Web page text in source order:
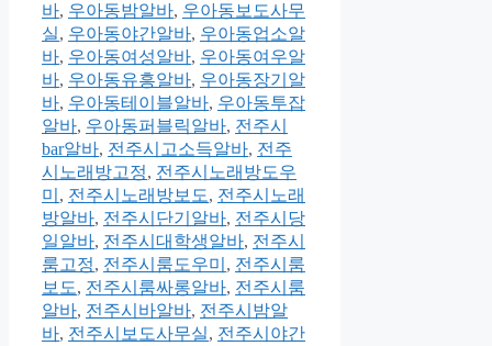
바, 우아동밤알바, 우아동보도사무
실, 우아동야간알바, 우아동업소알
바, 우아동여성알바, 우아동여우알
바, 우아동유흥알바, 우아동장기알
바, 우아동테이블알바, 우아동투잡
알바, 우아동퍼블릭알바, 전주시
bar알바, 전주시고소득알바, 전주
시노래방고정, 전주시노래방도우
미 , 전주시노래방보도, 전주시노래
방알바, 전주시단기알바, 전주시당
일알바, 전주시대학생알바, 전주시
룸고정, 전주시룸도우미 , 전주시룸
보도, 전주시룸싸롱알바, 전주시룸
알바, 전주시바알바, 전주시밤알
바, 전주시보도사무실, 전주시야간